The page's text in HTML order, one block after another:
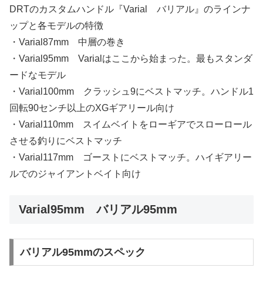
DRTのカスタムハンドル『Varial バリアル』のラインナ
ップと各モデルの特徴
・Varial87mm 中層の巻き
・Varial95mm Varialはここから始まった。最もスタンダ
ードなモデル
・Varial100mm クラッシュ9にベストマッチ。ハンドル1
回転90センチ以上のXGギアリール向け
・Varial110mm スイムベイトをローギアでスローロール
させる釣りにベストマッチ
・Varial117mm ゴーストにベストマッチ。ハイギアリー
ルでのジャイアントベイト向け
Varial95mm バリアル95mm
バリアル95mmのスペック